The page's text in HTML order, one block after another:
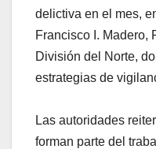
delictiva en el mes,
Francisco I. Madero,
División del Norte,
estrategias de
Las autoridades
forman parte del